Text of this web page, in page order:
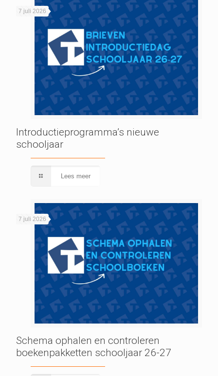
7 juli 2026
Introductieprogramma’s nieuwe
schooljaar
Lees meer
7 juli 2026
Schema ophalen en controleren
boekenpakketten schooljaar 26-27